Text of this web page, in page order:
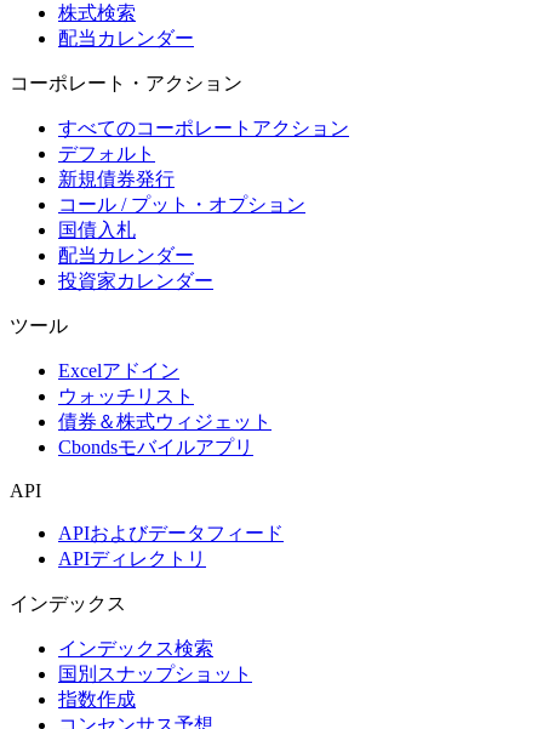
株式検索
配当カレンダー
コーポレート・アクション
すべてのコーポレートアクション
デフォルト
新規債券発行
コール / プット・オプション
国債入札
配当カレンダー
投資家カレンダー
ツール
Excelアドイン
ウォッチリスト
債券＆株式ウィジェット
Cbondsモバイルアプリ
API
APIおよびデータフィード
APIディレクトリ
インデックス
インデックス検索
国別スナップショット
指数作成
コンセンサス予想